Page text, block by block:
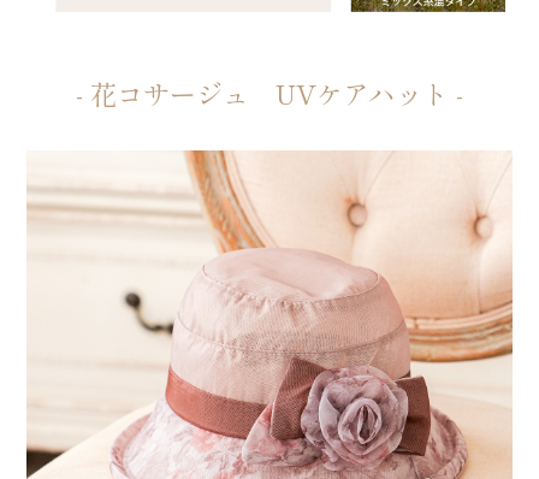
- 花コサージュ UVケアハット -